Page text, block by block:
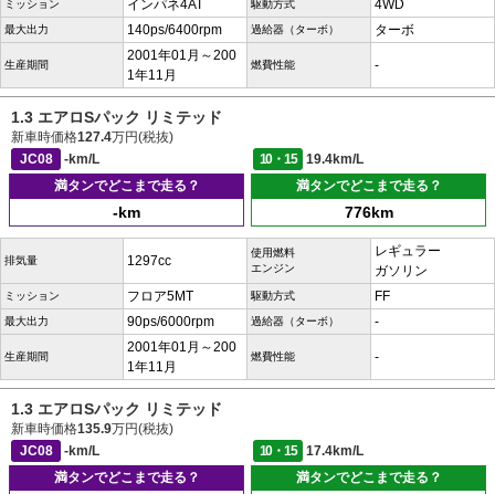
ミッション インパネ4AT 駆動方式 4WD
最大出力 140ps/6400rpm 過給器（ターボ） ターボ
生産期間
2001年01月～200
1年11月
燃費性能 -
1.3 エアロSパック リミテッド
新車時価格127.4万円(税抜)
JC08
-km/L 10・15
19.4km/L
満タンでどこまで走る？
-km
満タンでどこまで走る？
776km
排気量 1297cc
使用燃料
エンジン
レギュラー
ガソリン
ミッション フロア5MT 駆動方式 FF
最大出力 90ps/6000rpm 過給器（ターボ） -
生産期間
2001年01月～200
1年11月
燃費性能 -
1.3 エアロSパック リミテッド
新車時価格135.9万円(税抜)
JC08
-km/L 10・15
17.4km/L
満タンでどこまで走る？
満タンでどこまで走る？